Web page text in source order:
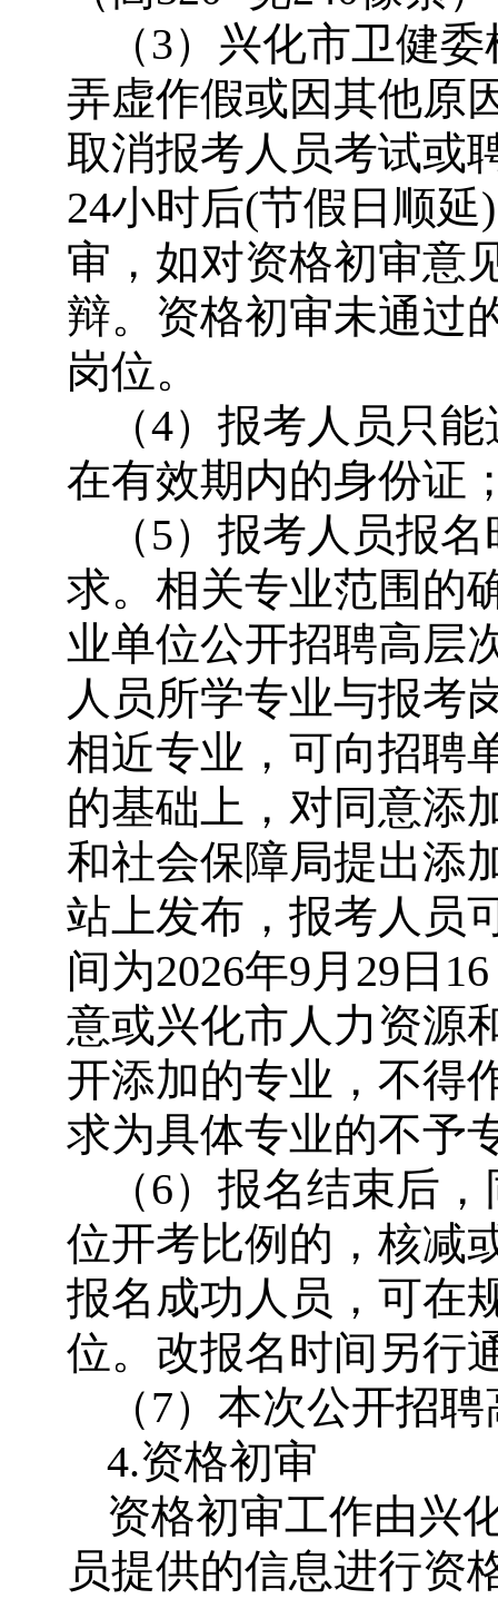
（3）兴化市卫健
弄虚作假或因其他原
取消报考人员考试或
24小时后(节假日顺
审，如对资格初审意
辩。资格初审未通过
岗位。
（4）报考人员只
在有效期内的身份证
（5）报考人员报
求。相关专业范围的
业单位公开招聘高层
人员所学专业与报考
相近专业，可向招聘
的基础上，对同意添
和社会保障局提出添
站上发布，报考人员
间为2026年9月29日
意或兴化市人力资源
开添加的专业，不得
求为具体专业的不予
（6）报名结束后
位开考比例的，核减
报名成功人员，可在
位。改报名时间另行
（7）本次公开招
4.资格初审
资格初审工作由兴
员提供的信息进行资